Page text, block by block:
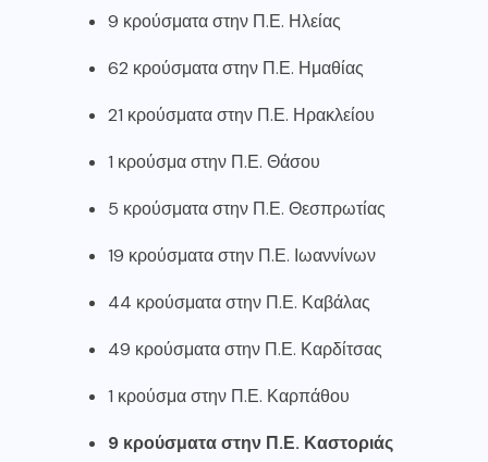
9 κρούσματα στην Π.Ε. Ηλείας
62 κρούσματα στην Π.Ε. Ημαθίας
21 κρούσματα στην Π.Ε. Ηρακλείου
1 κρούσμα στην Π.Ε. Θάσου
5 κρούσματα στην Π.Ε. Θεσπρωτίας
19 κρούσματα στην Π.Ε. Ιωαννίνων
44 κρούσματα στην Π.Ε. Καβάλας
49 κρούσματα στην Π.Ε. Καρδίτσας
1 κρούσμα στην Π.Ε. Καρπάθου
9 κρούσματα στην Π.Ε. Καστοριάς